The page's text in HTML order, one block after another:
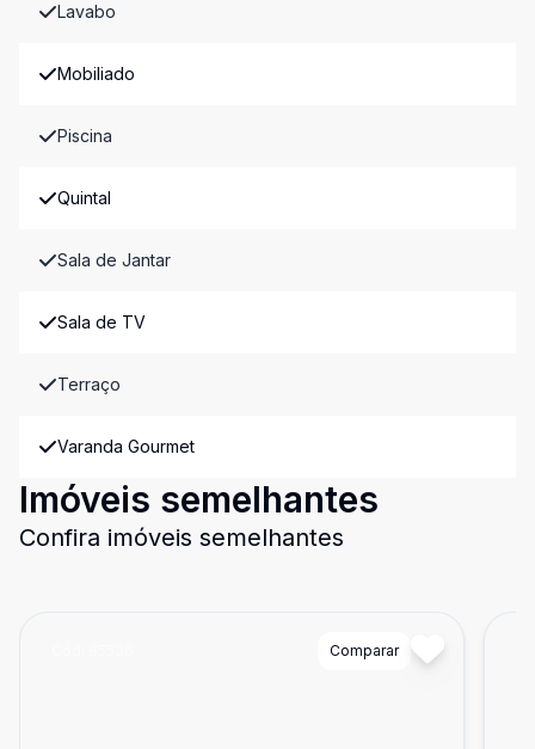
Lavabo
Mobiliado
Piscina
Quintal
Sala de Jantar
Sala de TV
Terraço
Varanda Gourmet
Imóveis semelhantes
Confira imóveis semelhantes
Comparar